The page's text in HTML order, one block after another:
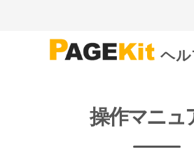
ヘ
操作マニュ